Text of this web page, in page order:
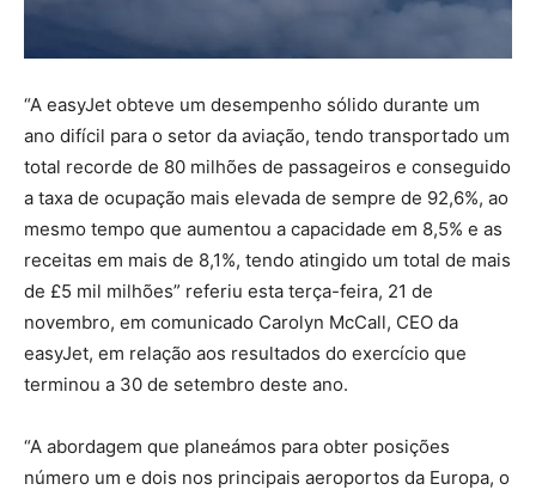
“A easyJet obteve um desempenho sólido durante um
ano difícil para o setor da aviação, tendo transportado um
total recorde de 80 milhões de passageiros e conseguido
a taxa de ocupação mais elevada de sempre de 92,6%, ao
mesmo tempo que aumentou a capacidade em 8,5% e as
receitas em mais de 8,1%, tendo atingido um total de mais
de £5 mil milhões” referiu esta terça-feira, 21 de
novembro, em comunicado Carolyn McCall, CEO da
easyJet, em relação aos resultados do exercício que
terminou a 30 de setembro deste ano.
“A abordagem que planeámos para obter posições
número um e dois nos principais aeroportos da Europa, o